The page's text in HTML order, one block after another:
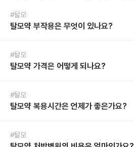
#탈모
탈모약 부작용은 무엇이 있나요?
#탈모
탈모약 가격은 어떻게 되나요?
#탈모
탈모약 복용시간은 언제가 좋은가요?
#탈모